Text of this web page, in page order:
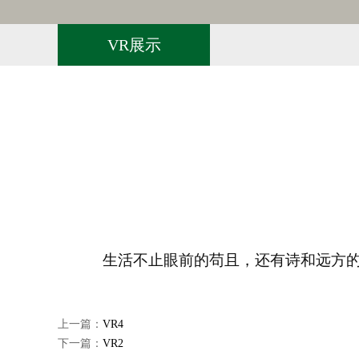
VR展示
生活不止眼前的苟且，还有诗和远方
上一篇： VR4
下一篇： VR2